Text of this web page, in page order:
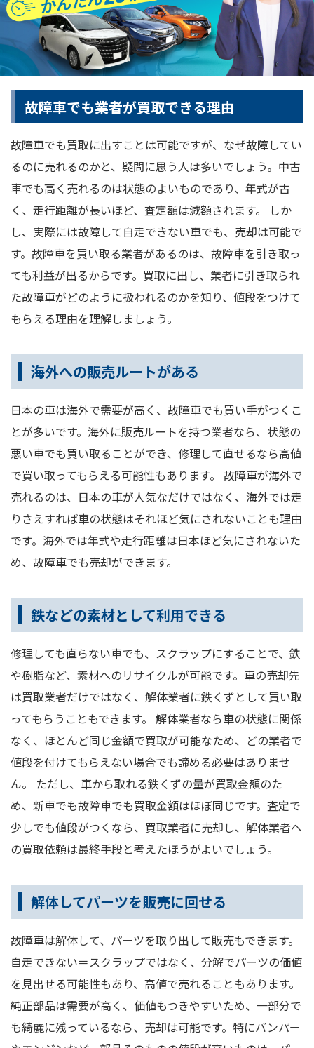
故障車でも業者が買取できる理由
故障車でも買取に出すことは可能ですが、なぜ故障してい
るのに売れるのかと、疑問に思う人は多いでしょう。中古
車でも高く売れるのは状態のよいものであり、年式が古
く、走行距離が長いほど、査定額は減額されます。 しか
し、実際には故障して自走できない車でも、売却は可能で
す。故障車を買い取る業者があるのは、故障車を引き取っ
ても利益が出るからです。買取に出し、業者に引き取られ
た故障車がどのように扱われるのかを知り、値段をつけて
もらえる理由を理解しましょう。
海外への販売ルートがある
日本の車は海外で需要が高く、故障車でも買い手がつくこ
とが多いです。海外に販売ルートを持つ業者なら、状態の
悪い車でも買い取ることができ、修理して直せるなら高値
で買い取ってもらえる可能性もあります。 故障車が海外で
売れるのは、日本の車が人気なだけではなく、海外では走
りさえすれば車の状態はそれほど気にされないことも理由
です。海外では年式や走行距離は日本ほど気にされないた
め、故障車でも売却ができます。
鉄などの素材として利用できる
修理しても直らない車でも、スクラップにすることで、鉄
や樹脂など、素材へのリサイクルが可能です。車の売却先
は買取業者だけではなく、解体業者に鉄くずとして買い取
ってもらうこともできます。 解体業者なら車の状態に関係
なく、ほとんど同じ金額で買取が可能なため、どの業者で
値段を付けてもらえない場合でも諦める必要はありませ
ん。 ただし、車から取れる鉄くずの量が買取金額のた
め、新車でも故障車でも買取金額はほぼ同じです。査定で
少しでも値段がつくなら、買取業者に売却し、解体業者へ
の買取依頼は最終手段と考えたほうがよいでしょう。
解体してパーツを販売に回せる
故障車は解体して、パーツを取り出して販売もできます。
自走できない＝スクラップではなく、分解でパーツの価値
を見出せる可能性もあり、高値で売れることもあります。
純正部品は需要が高く、価値もつきやすいため、一部分で
も綺麗に残っているなら、売却は可能です。特にバンパー